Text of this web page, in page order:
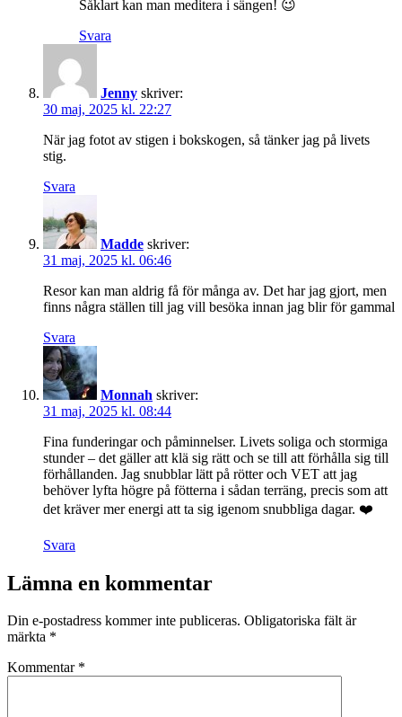
Såklart kan man meditera i sängen! 😉
Svara
Jenny skriver:
30 maj, 2025 kl. 22:27
När jag fotot av stigen i bokskogen, så tänker jag på livets
stig.
Svara
Madde skriver:
31 maj, 2025 kl. 06:46
Resor kan man aldrig få för många av. Det har jag gjort, men
finns några ställen till jag vill besöka innan jag blir för gammal
Svara
Monnah skriver:
31 maj, 2025 kl. 08:44
Fina funderingar och påminnelser. Livets soliga och stormiga
stunder – det gäller att klä sig rätt och se till att förhålla sig till
förhållanden. Jag snubblar lätt på rötter och VET att jag
behöver lyfta högre på fötterna i sådan terräng, precis som att
det kräver mer energi att ta sig igenom snubbliga dagar. ❤️
Svara
Lämna en kommentar
Din e-postadress kommer inte publiceras. Obligatoriska fält är
märkta *
Kommentar *